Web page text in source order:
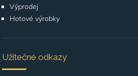
Výprodej
Hotové výrobky
Užitečné odkazy